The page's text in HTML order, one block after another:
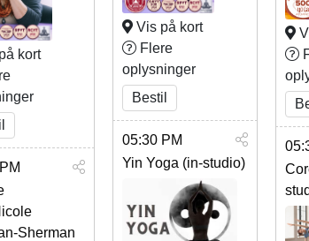
kort
Sherman
Vis på kort
Flere
oplysninger
Bestil
05:30 PM
Yin Yoga (in-studio)